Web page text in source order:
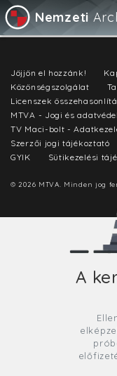
Nemzeti
A
Jöjjön el hozzánk!
Közönségszolgálat
Licenszek
MTVA - Jogi és
TV Maci-bolt -
Szerzői jogi tájékoztató
GYIK
Sütikezelési
© 2026 MTVA. Minden jog